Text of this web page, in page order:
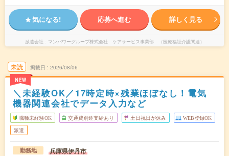
気になる! 応募へ進む 詳しく見る
派遣会社 マンパワーグループ株式会社 ケアサービス事業部 （医療福祉介護関連）
未読
NEW
掲載日 2026/08/06
＼未経験OK／17時定時×残業ほぼなし！電気
機器関連会社でデータ入力など
職種未経験OK 交通費別途支給あり 土日祝日が休み WEB登録OK
派遣
勤務地 兵庫県伊丹市